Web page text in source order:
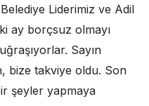
Liderimiz ve Adil
ay borçsuz olmayı
Sayın
bize takviye oldu. Son
şeyler yapmaya